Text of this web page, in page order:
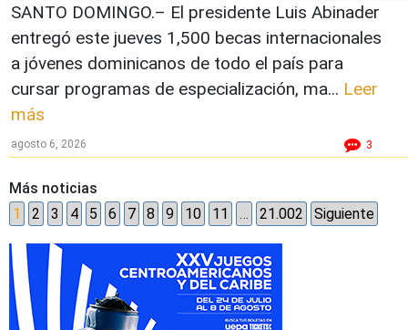
SANTO DOMINGO.– El presidente Luis Abinader
entregó este jueves 1,500 becas internacionales
a jóvenes dominicanos de todo el país para
cursar programas de especialización, ma... Leer
más
agosto 6, 2026 3
Más noticias
1
2 3 4 5 6 7 8 9 10 11 … 21.002 Siguiente